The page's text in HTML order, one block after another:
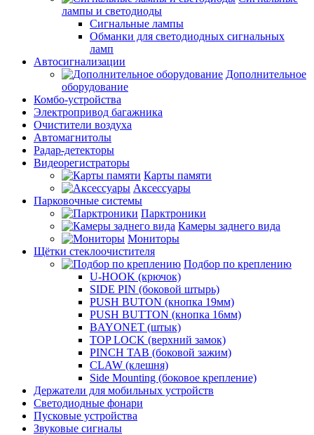
лампы и светодиоды
Сигнальные лампы
Обманки для светодиодных сигнальных
ламп
Автосигнализации
Дополнительное
оборудование
Комбо-устройства
Электропривод багажника
Очистители воздуха
Автомагнитолы
Радар-детекторы
Видеорегистраторы
Карты памяти
Аксессуары
Парковочные системы
Парктроники
Камеры заднего вида
Мониторы
Щётки стеклоочистителя
Подбор по креплению
U-HOOK (крючок)
SIDE PIN (боковой штырь)
PUSH BUTON (кнопка 19мм)
PUSH BUTTON (кнопка 16мм)
BAYONET (штык)
TOP LOCK (верхний замок)
PINCH TAB (боковой зажим)
CLAW (клешня)
Side Mounting (боковое крепление)
Держатели для мобильных устройств
Светодиодные фонари
Пусковые устройства
Звуковые сигналы